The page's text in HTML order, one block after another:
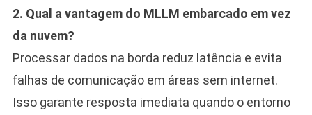
2. Qual a vantagem do MLLM embarcado em vez
da nuvem?
Processar dados na borda reduz latência e evita
falhas de comunicação em áreas sem internet.
Isso garante resposta imediata quando o entorno